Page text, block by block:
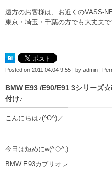
遠方のお客様は、お近くのVASS-
東京・埼玉・千葉の方でも大丈夫で
Posted on 2011.04.04 9:55 | by admin |
BMW E93 /E90/E91 3シリーズ
付け♪
こんにちは♪(^O^)／
今日は短めにw(^◇^;)
BMW E93カブリオレ